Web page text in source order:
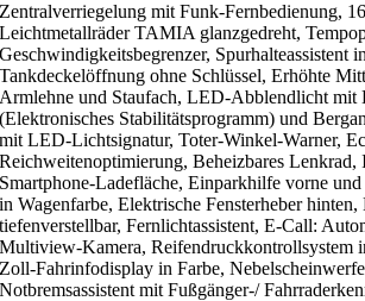
Zentralverriegelung mit Funk-Fernbedienung,
Leichtmetallräder TAMIA glanzgedreht,
Geschwindigkeitsbegrenzer, Spurhalteassistent
Tankdeckelöffnung ohne Schlüssel, Erhöhte
Armlehne und Staufach, LED-Abblendlicht mit
(Elektronisches Stabilitätsprogramm) und
mit LED-Lichtsignatur, Toter-Winkel-Warner,
Reichweitenoptimierung, Beheizbares Lenkrad,
Smartphone-Ladefläche, Einparkhilfe vorne
in Wagenfarbe, Elektrische Fensterheber
tiefenverstellbar, Fernlichtassistent, E-Call:
Multiview-Kamera, Reifendruckkontrollsystem
Zoll-Fahrinfodisplay in Farbe,
Notbremsassistent mit Fußgänger-/